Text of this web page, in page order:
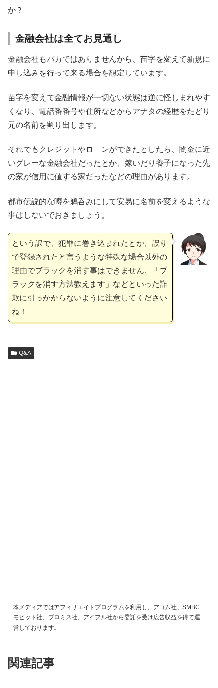
か？
金融会社は全てお見通し
金融会社もバカではありませんから、苗字を変えて新規に
申し込みを行って来る場合を想定しています。
苗字を変えて金融情報が一切ない状態は逆に怪しまれやす
くなり、電話番番号や住所などからアナタの経歴をたどり
元の名前を割り出します。
それでもクレジットやローンができたとしたら、闇金に近
いグレーな金融会社だったとか、嫁いだり養子になった先
の家が信用に値する家だったなどの理由があります。
都市伝説的な噂を鵜呑みにして安易に名前を変えるような
事はしないでおきましょう。
という訳で、犯罪に巻き込まれたとか、誤り
で登録されたと言うような特殊な場合以外の
理由でブラックを消す事はできません。「ブ
ラックを消す方法教えます」などといった詐
欺に引っかからないように注意してください
ね！
Q&A
本メディアではアフィリエイトプログラムを利用し、アコム社、SMBC
モビット社、プロミス社、アイフル社から委託を受け広告収益を得て運
営しております。
関連記事